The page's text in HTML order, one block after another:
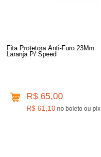
Fita Protetora Anti-Furo 23Mm
Laranja P/ Speed
R$ 65,00
R$ 61,10 no boleto ou pix